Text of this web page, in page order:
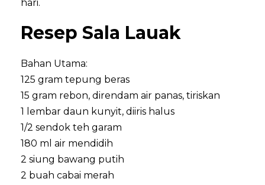
hari.
Resep Sala Lauak
Bahan Utama:
125 gram tepung beras
15 gram rebon, direndam air panas, tiriskan
1 lembar daun kunyit, diiris halus
1/2 sendok teh garam
180 ml air mendidih
2 siung bawang putih
2 buah cabai merah